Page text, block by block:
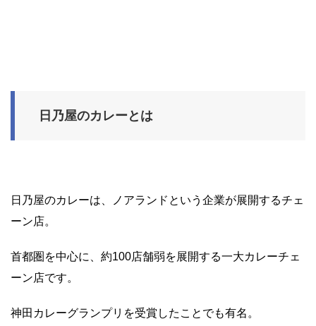
日乃屋のカレーとは
日乃屋のカレーは、ノアランドという企業が展開するチェ
ーン店。
首都圏を中心に、約100店舗弱を展開する一大カレーチェ
ーン店です。
神田カレーグランプリを受賞したことでも有名。